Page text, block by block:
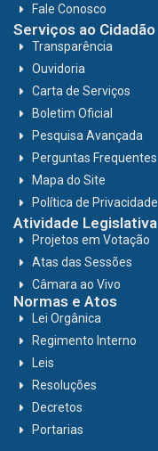
Fale Conosco
Serviços ao Cidadão
Transparência
Ouvidoria
Carta de Serviços
Boletim Oficial
Pesquisa Avançada
Perguntas Frequentes
Mapa do Site
Política de Privacidade
Atividade Legislativa
Projetos em Votação
Atas das Sessões
Câmara ao Vivo
Normas e Atos
Lei Orgânica
Regimento Interno
Leis
Resoluções
Decretos
Portarias